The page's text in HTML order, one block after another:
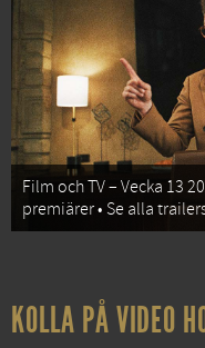
Film och TV – Vecka 13
premiärer • Se alla
KOLLA PÅ VIDEO